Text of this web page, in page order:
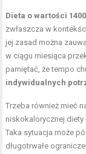
Dieta o wartości
zwłaszcza w
jej zasad można
w ciągu miesiąca
pamiętać, że tempo
indywidualnych
Trzeba również mieć
niskokalorycznej
Taka sytuacja może
długotrwałe